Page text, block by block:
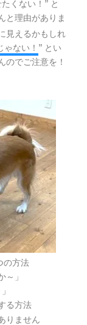
くない！ ” と
と理由がありま
見えるかもしれ
ない！ ” とい
のでご注意を！
の方法
～」
る方法
りません